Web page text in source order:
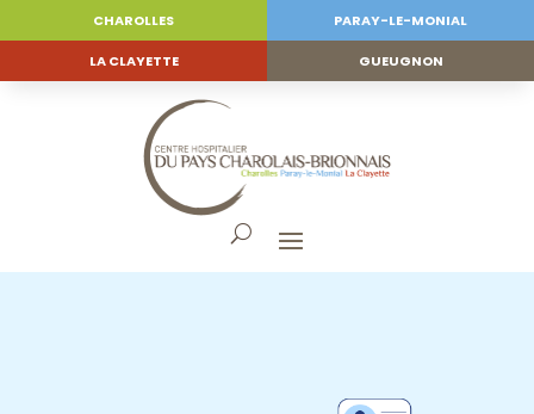
CHAROLLES PARAY-LE-MONIAL
LA CLAYETTE GUEUGNON